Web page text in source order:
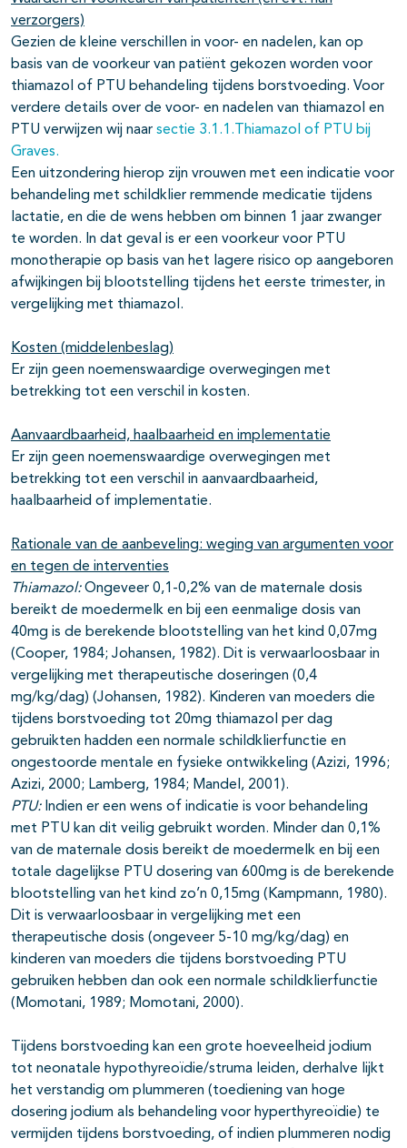
verzorgers)
Gezien de kleine verschillen in voor- en nadelen, kan op
basis van de voorkeur van patiënt gekozen worden voor
thiamazol of PTU behandeling tijdens borstvoeding. Voor
verdere details over de voor- en nadelen van thiamazol en
PTU verwijzen wij naar sectie 3.1.1.Thiamazol of PTU bij
Graves.
Een uitzondering hierop zijn vrouwen met een indicatie voor
behandeling met schildklier remmende medicatie tijdens
lactatie, en die de wens hebben om binnen 1 jaar zwanger
te worden. In dat geval is er een voorkeur voor PTU
monotherapie op basis van het lagere risico op aangeboren
afwijkingen bij blootstelling tijdens het eerste trimester, in
vergelijking met thiamazol.
Kosten (middelenbeslag)
Er zijn geen noemenswaardige overwegingen met
betrekking tot een verschil in kosten.
Aanvaardbaarheid, haalbaarheid en implementatie
Er zijn geen noemenswaardige overwegingen met
betrekking tot een verschil in aanvaardbaarheid,
haalbaarheid of implementatie.
Rationale van de aanbeveling: weging van argumenten voor
en tegen de interventies
Thiamazol:Ongeveer 0,1-0,2% van de maternale dosis
bereikt de moedermelk en bij een eenmalige dosis van
40mg is de berekende blootstelling van het kind 0,07mg
(Cooper, 1984; Johansen, 1982). Dit is verwaarloosbaar in
vergelijking met therapeutische doseringen (0,4
mg/kg/dag) (Johansen, 1982). Kinderen van moeders die
tijdens borstvoeding tot 20mg thiamazol per dag
gebruikten hadden een normale schildklierfunctie en
ongestoorde mentale en fysieke ontwikkeling (Azizi, 1996;
Azizi, 2000; Lamberg, 1984; Mandel, 2001).
PTU: Indien er een wens of indicatie is voor behandeling
met PTU kan dit veilig gebruikt worden. Minder dan 0,1%
van de maternale dosis bereikt de moedermelk en bij een
totale dagelijkse PTU dosering van 600mg is de berekende
blootstelling van het kind zo’n 0,15mg (Kampmann, 1980).
Dit is verwaarloosbaar in vergelijking met een
therapeutische dosis (ongeveer 5-10 mg/kg/dag) en
kinderen van moeders die tijdens borstvoeding PTU
gebruiken hebben dan ook een normale schildklierfunctie
(Momotani, 1989; Momotani, 2000).
Tijdens borstvoeding kan een grote hoeveelheid jodium
tot neonatale hypothyreoïdie/struma leiden, derhalve lijkt
het verstandig om plummeren (toediening van hoge
dosering jodium als behandeling voor hyperthyreoïdie) te
vermijden tijdens borstvoeding, of indien plummeren nodig